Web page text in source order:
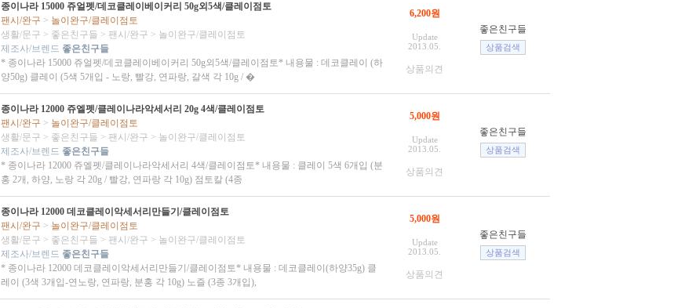
종이나라 15000 쥬얼펫/데코클레이베이커리 50g외5색/클레이점토
팬시/완구 > 놀이완구/클레이점토
생활/문구 > 좋은친구들 > 팬시/완구 > 놀이완구/클레이점토
제조사/브렌드 좋은친구들
* 종이나라 15000 쥬얼펫/데코클레이베이커리 50g외5색/클레이점토* 내용물 : 데코클레이 (하
양50g) 클레이 (5색 5개입 - 노랑, 빨강, 연파랑, 갈색 각 10g / �
6,200원
Update
2013.05.
상품의견
좋은친구들
종이나라 12000 쥬엘펫/클레이나라악세서리 20g 4색/클레이점토
팬시/완구 > 놀이완구/클레이점토
생활/문구 > 좋은친구들 > 팬시/완구 > 놀이완구/클레이점토
제조사/브렌드 좋은친구들
* 종이나라 12000 쥬엘펫/클레이나라악세서리 4색/클레이점토* 내용물 : 클레이 5색 6개입 (분
홍 2개, 하양, 노랑 각 20g / 빨강, 연파랑 각 10g) 점토칼 (4종
5,000원
Update
2013.05.
상품의견
좋은친구들
종이나라 12000 데코클레이악세서리만들기/클레이점토
팬시/완구 > 놀이완구/클레이점토
생활/문구 > 좋은친구들 > 팬시/완구 > 놀이완구/클레이점토
제조사/브렌드 좋은친구들
* 종이나라 12000 데코클레이악세서리만들기/클레이점토* 내용물 : 데코클레이(하양35g) 클
레이 (3색 3개입-연노랑, 연파랑, 분홍 각 10g) 노즐 (3종 3개입),
5,000원
Update
2013.05.
상품의견
좋은친구들